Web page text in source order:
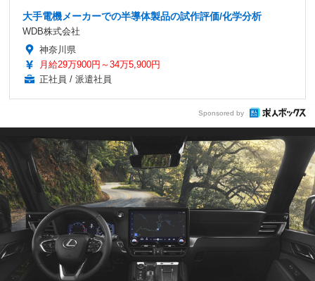
大手電機メーカーでの半導体製品の試作評価/化学分析
WDB株式会社
神奈川県
月給29万900円～34万5,900円
正社員 / 派遣社員
Sponsored by